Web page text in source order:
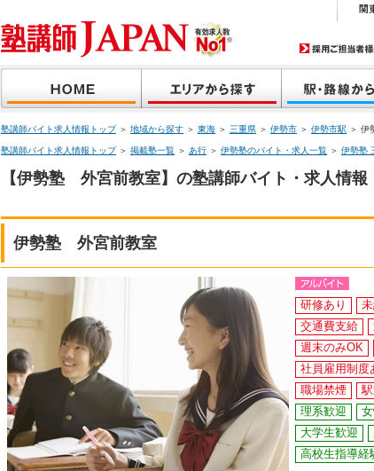
塾講師バイト求人情報トップ＞ 地域から探す ＞ 東海 ＞ 三重県 ＞ 伊勢市 ＞ 伊勢市駅 ＞ 伊
塾講師バイト求人情報トップ＞ 掲載塾一覧 ＞ あ行 ＞ 伊勢塾のバイト・求人一覧 ＞ 伊勢塾
【伊勢塾 外宮前教室】の塾講師バイト・求人情報
伊勢塾 外宮前教室
研修あり
交通費支給
週末のみOK
社員雇用制度
職場禁煙
理系歓迎
大学生歓迎
高校生指導経